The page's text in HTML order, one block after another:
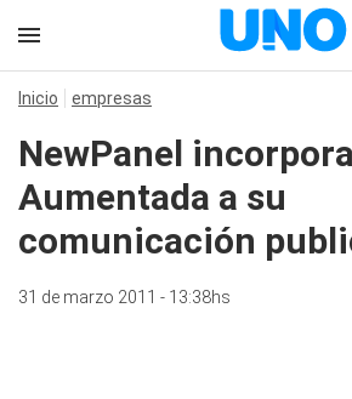
Inicio empresas
NewPanel
Aumentada a su
comunicación
31 de marzo 2011 - 13:38hs